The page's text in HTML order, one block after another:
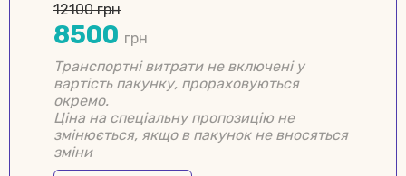
12100 грн
8500 грн
Транспортні витрати не включені у
вартість пакунку, прораховуються
окремо.
Ціна на спеціальну пропозицію не
змінюється, якщо в пакунок не вносяться
зміни